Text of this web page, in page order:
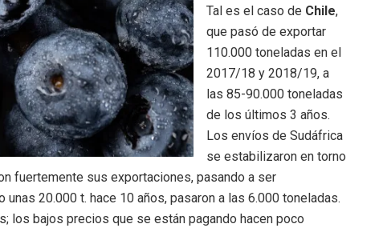
Tal es el caso de Chile,
que pasó de exportar
110.000 toneladas en el
2017/18 y 2018/19, a
las 85-90.000 toneladas
de los últimos 3 años.
Los envíos de Sudáfrica
se estabilizaron en torno
fuertemente sus exportaciones, pasando a ser
20.000 t. hace 10 años, pasaron a las 6.000 toneladas.
los bajos precios que se están pagando hacen poco